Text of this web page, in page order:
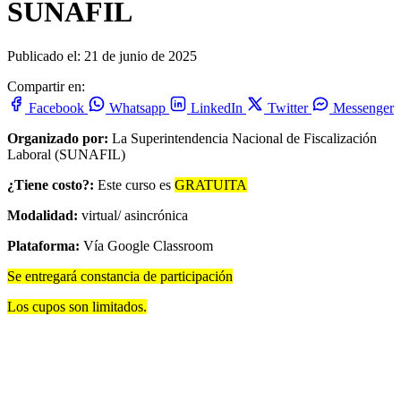
SUNAFIL
Publicado el: 21 de junio de 2025
Compartir en:
Facebook
Whatsapp LinkedIn Twitter
Messenger
Organizado por: La Superintendencia Nacional de Fiscalización
Laboral (SUNAFIL)
¿Tiene costo?: Este curso es GRATUITA
Modalidad: virtual/ asincrónica
Plataforma: Vía Google Classroom
Se entregará constancia de participación
Los cupos son limitados.